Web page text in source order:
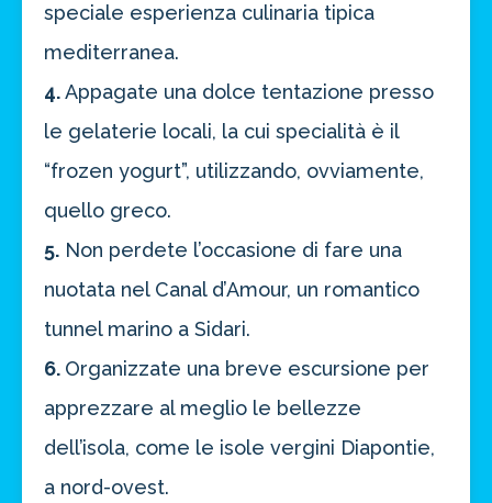
speciale esperienza culinaria tipica
mediterranea.
4.Appagate una dolce tentazione presso
le gelaterie locali, la cui specialità è il
“frozen yogurt”, utilizzando, ovviamente,
quello greco.
5. Non perdete l’occasione di fare una
nuotata nel Canal d’Amour, un romantico
tunnel marino a Sidari.
6. Organizzate una breve escursione per
apprezzare al meglio le bellezze
dell’isola, come le isole vergini Diapontie,
a nord-ovest.